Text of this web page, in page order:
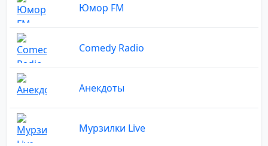
Юмор FM
Comedy Radio
Анекдоты
Мурзилки Live